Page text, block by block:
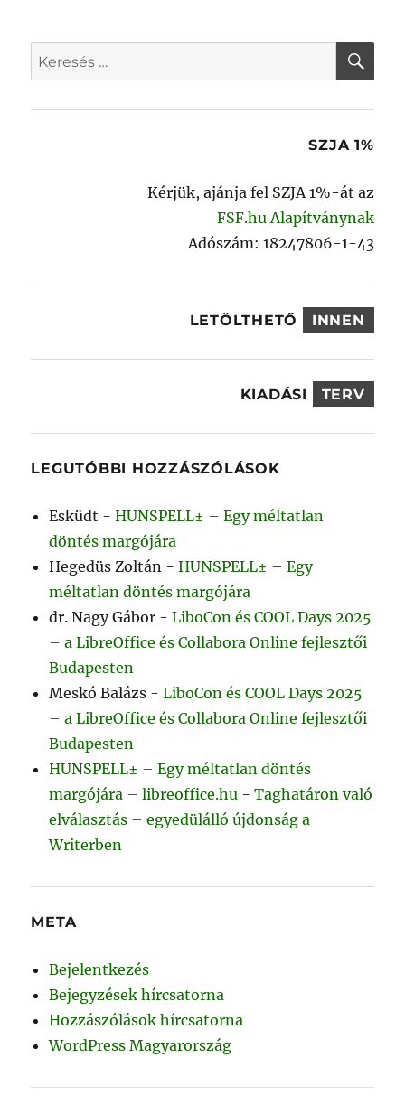
Keresés
a
SZJA 1%
Kérjük, ajánja fel SZJA 1%-át az
FSF.hu Alapítványnak
Adószám: 18247806-1-43
LETÖLTHETŐ INNEN
KIADÁSI TERV
LEGUTÓBBI HOZZÁSZÓLÁSOK
Esküdt -HUNSPELL± – Egy méltatlan
döntés margójára
Hegedüs Zoltán -HUNSPELL± – Egy
méltatlan döntés margójára
dr. Nagy Gábor -LiboCon és COOL Days 2025
– a LibreOffice és Collabora Online fejlesztői
Budapesten
Meskó Balázs -LiboCon és COOL Days 2025
– a LibreOffice és Collabora Online fejlesztői
Budapesten
HUNSPELL± – Egy méltatlan döntés
margójára – libreoffice.hu -Taghatáron való
elválasztás – egyedülálló újdonság a
Writerben
META
Bejelentkezés
Bejegyzések hírcsatorna
Hozzászólások hírcsatorna
WordPress Magyarország